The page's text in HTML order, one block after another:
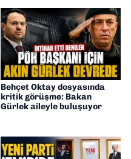
Behçet Oktay dosyasında
kritik görüşme: Bakan
Gürlek aileyle buluşuyor